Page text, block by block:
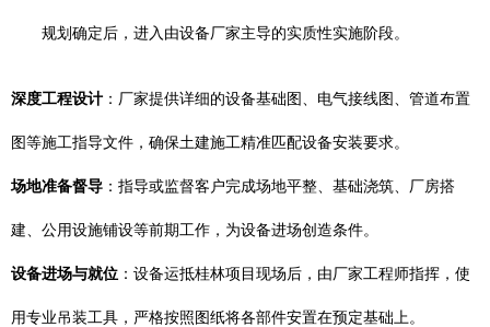
规划确定后，进入由设备厂家主导的实质性实施阶段。
深度工程设计 ：厂家提供详细的设备基础图、电气接线图、管道布置
图等施工指导文件，确保土建施工精准匹配设备安装要求。
场地准备督导 ：指导或监督客户完成场地平整、基础浇筑、厂房搭
建、公用设施铺设等前期工作，为设备进场创造条件。
设备进场与就位 ：设备运抵桂林项目现场后，由厂家工程师指挥，使
用专业吊装工具，严格按照图纸将各部件安置在预定基础上。